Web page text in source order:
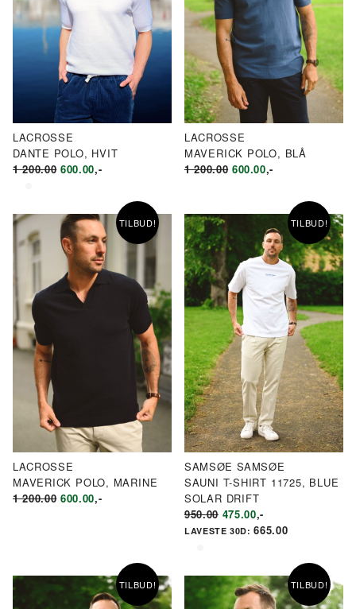
LACROSSE
DANTE POLO, HVIT
1 200.00 OPPRINNELIG
KR1
200.00.
600.00NÅVÆRENDE
KR600.00.
,-
LACROSSE
MAVERICK POLO, BLÅ
1 200.00 OPPRINNELIG
KR1
200.00.
600.00NÅVÆRENDE
KR600.00.
,-
TILBUD!
LACROSSE
MAVERICK POLO, MARINE
1 200.00 OPPRINNELIG
600.00NÅVÆRENDE
,-
TILBUD!
SAMSØE SAMSØE
SAUNI T-SHIRT 11725, BLUE
SOLAR DRIFT
950.00 OPPRINNELIG
PRIS
475.00NÅVÆRENDE
PRIS
KR475.00.
,-
LAVESTE 30D:665.00
TILBUD! TILBUD!